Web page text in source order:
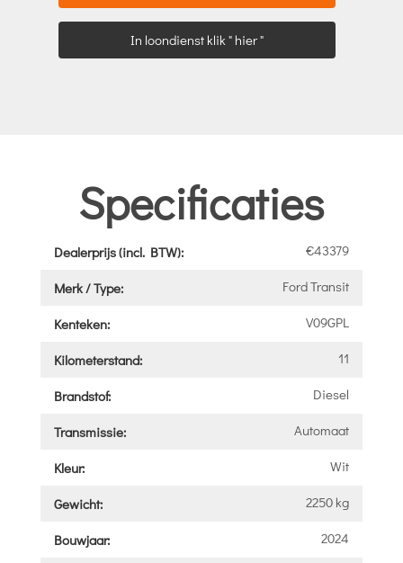
In loondienst klik " hier "
Specificaties
Dealerprijs (incl. BTW): €43379
Merk / Type: Ford Transit
Kenteken: V09GPL
Kilometerstand: 11
Brandstof: Diesel
Transmissie: Automaat
Kleur: Wit
Gewicht: 2250 kg
Bouwjaar: 2024